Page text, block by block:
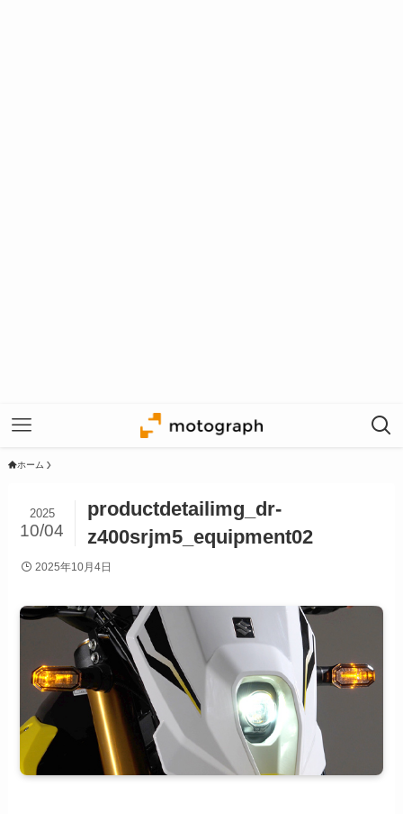
ホーム
productdetailimg_dr-
z400srjm5_equipment02
2025
10/04
2025年10月4日